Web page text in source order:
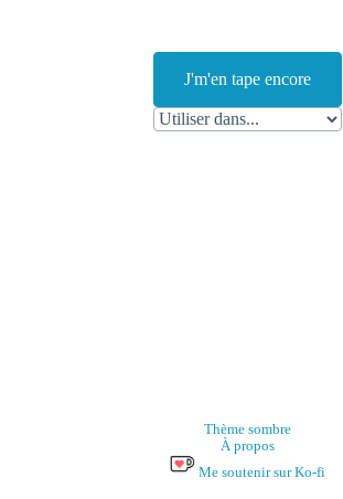
J'm'en tape encore
Thème sombre
À propos
Me soutenir sur Ko-fi